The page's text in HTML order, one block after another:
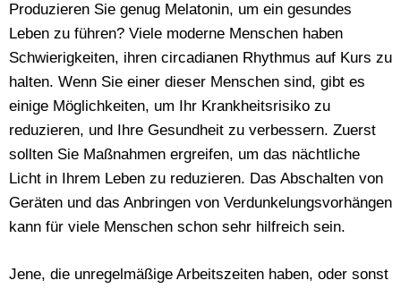
Produzieren Sie genug Melatonin, um ein gesundes
Leben zu führen? Viele moderne Menschen haben
Schwierigkeiten, ihren circadianen Rhythmus auf Kurs zu
halten. Wenn Sie einer dieser Menschen sind, gibt es
einige Möglichkeiten, um Ihr Krankheitsrisiko zu
reduzieren, und Ihre Gesundheit zu verbessern. Zuerst
sollten Sie Maßnahmen ergreifen, um das nächtliche
Licht in Ihrem Leben zu reduzieren. Das Abschalten von
Geräten und das Anbringen von Verdunkelungsvorhängen
kann für viele Menschen schon sehr hilfreich sein.
Jene, die unregelmäßige Arbeitszeiten haben, oder sonst